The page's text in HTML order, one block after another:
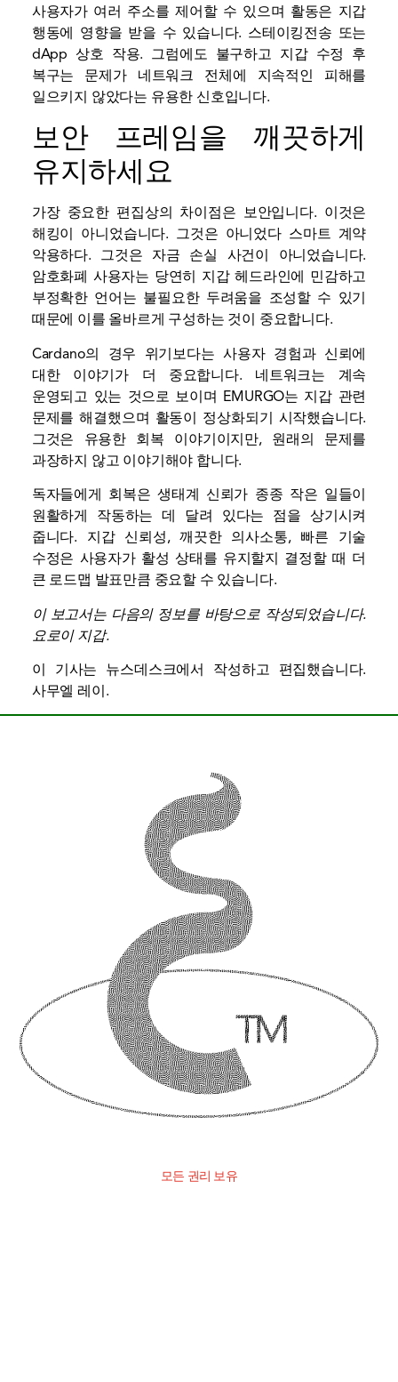
사용자가 여러 주소를 제어할 수 있으며 활동은 지갑
행동에 영향을 받을 수 있습니다. 스테이킹전송 또는
dApp 상호 작용. 그럼에도 불구하고 지갑 수정 후
복구는 문제가 네트워크 전체에 지속적인 피해를
일으키지 않았다는 유용한 신호입니다.
보안 프레임을 깨끗하게
유지하세요
가장 중요한 편집상의 차이점은 보안입니다. 이것은
해킹이 아니었습니다. 그것은 아니었다 스마트 계약
악용하다. 그것은 자금 손실 사건이 아니었습니다.
암호화폐 사용자는 당연히 지갑 헤드라인에 민감하고
부정확한 언어는 불필요한 두려움을 조성할 수 있기
때문에 이를 올바르게 구성하는 것이 중요합니다.
Cardano의 경우 위기보다는 사용자 경험과 신뢰에
대한 이야기가 더 중요합니다. 네트워크는 계속
운영되고 있는 것으로 보이며 EMURGO는 지갑 관련
문제를 해결했으며 활동이 정상화되기 시작했습니다.
그것은 유용한 회복 이야기이지만, 원래의 문제를
과장하지 않고 이야기해야 합니다.
독자들에게 회복은 생태계 신뢰가 종종 작은 일들이
원활하게 작동하는 데 달려 있다는 점을 상기시켜
줍니다. 지갑 신뢰성, 깨끗한 의사소통, 빠른 기술
수정은 사용자가 활성 상태를 유지할지 결정할 때 더
큰 로드맵 발표만큼 중요할 수 있습니다.
이 보고서는 다음의 정보를 바탕으로 작성되었습니다.
요로이 지갑.
이 기사는 뉴스데스크에서 작성하고 편집했습니다.
사무엘 레이.
모든 권리 보유